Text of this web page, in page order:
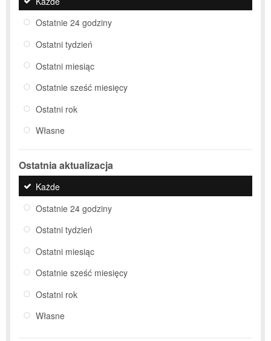
Ostatnie 24 godziny
Ostatni tydzień
Ostatni miesiąc
Ostatnie sześć miesięcy
Ostatni rok
Własne
Ostatnia aktualizacja
Każde
Ostatnie 24 godziny
Ostatni tydzień
Ostatni miesiąc
Ostatnie sześć miesięcy
Ostatni rok
Własne